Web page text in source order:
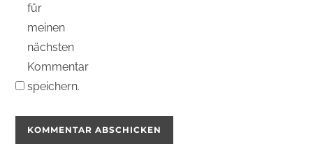
für
meinen
nächsten
Kommentar
speichern.